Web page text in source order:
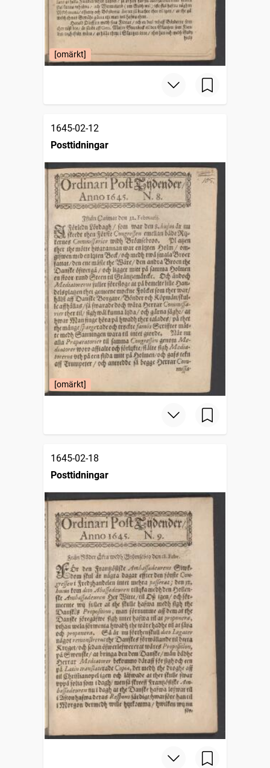
[omärkt]
1645-02-12
Posttidningar
[omärkt]
1645-02-18
Posttidningar